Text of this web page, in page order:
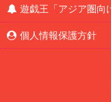
遊戯王「アジア圏向
個人情報保護方針